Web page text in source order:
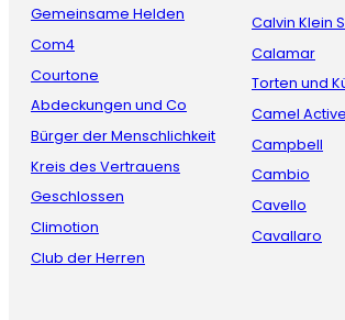
Gemeinsame Helden
Com4
Courtone
Abdeckungen und Co
Bürger der Menschlichkeit
Kreis des Vertrauens
Geschlossen
Climotion
Club der Herren
Calvin Klein
Calamar
Torten und
Camel Active
Campbell
Cambio
Cavello
Cavallaro